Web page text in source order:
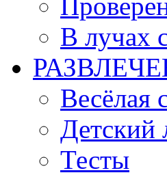
В лучах
Весёлая
Детский
Тесты